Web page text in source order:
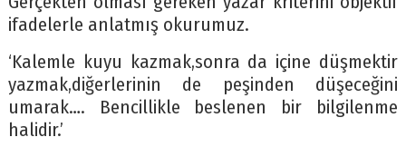
ifadelerle anlatmış okurumuz.
‘Kalemle kuyu kazmak,sonra da içine düşmektir
yazmak,diğerlerinin de peşinden düşeceğini
umarak…. Bencillikle beslenen bir bilgilenme
halidir.’